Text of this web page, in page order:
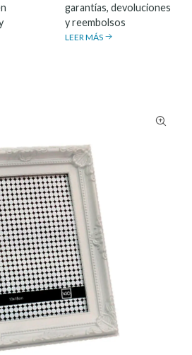
garantías, devoluciones
y reembolsos
LEER MÁS